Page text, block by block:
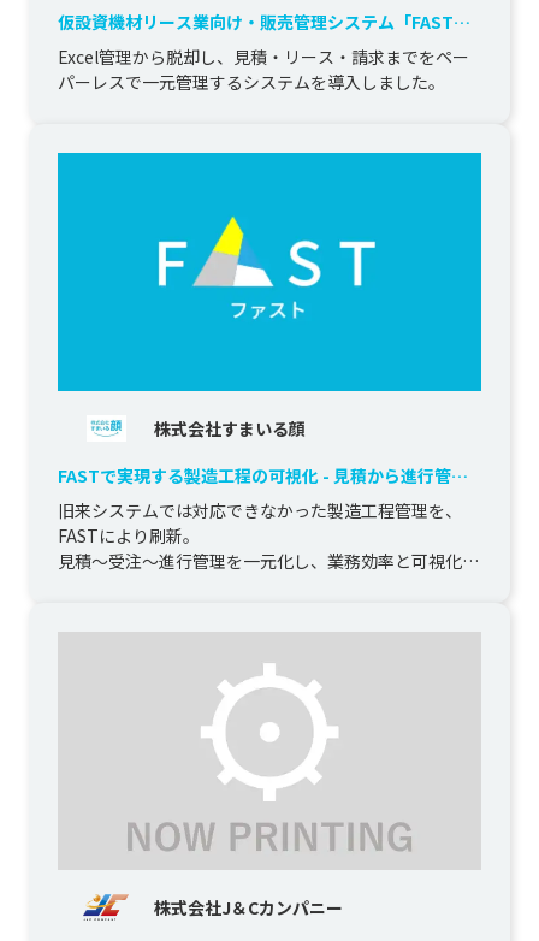
仮設資機材リース業向け・販売管理システム「FAST」
導入による業務一元管理
Excel管理から脱却し、見積・リース・請求までをペー
パーレスで一元管理するシステムを導入しました。
株式会社すまいる顔
FASTで実現する製造工程の可視化 - 見積から進行管理
までの一元化
旧来システムでは対応できなかった製造工程管理を、
FASTにより刷新。
見積〜受注〜進行管理を一元化し、業務効率と可視化を
株式会社J＆Cカンパニー